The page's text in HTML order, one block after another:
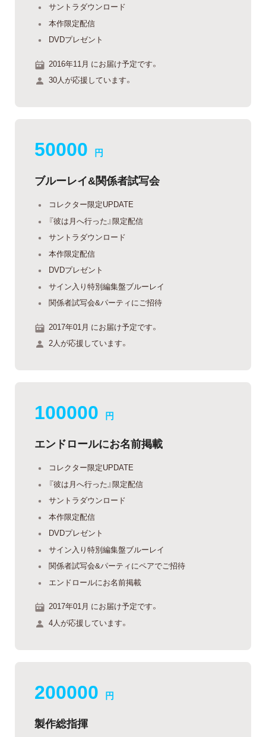
サントラダウンロード
本作限定配信
DVDプレゼント
2016年11月 にお届け予定です。
30人が応援しています。
50000 円
ブルーレイ&関係者試写会
コレクター限定UPDATE
『彼は月へ行った』限定配信
サントラダウンロード
本作限定配信
DVDプレゼント
サイン入り特別編集盤ブルーレイ
関係者試写会&パーティにご招待
2017年01月 にお届け予定です。
2人が応援しています。
100000 円
エンドロールにお名前掲載
コレクター限定UPDATE
『彼は月へ行った』限定配信
サントラダウンロード
本作限定配信
DVDプレゼント
サイン入り特別編集盤ブルーレイ
関係者試写会&パーティにペアでご招待
エンドロールにお名前掲載
2017年01月 にお届け予定です。
4人が応援しています。
200000 円
製作総指揮